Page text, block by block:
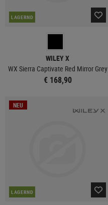
LAGERND
WILEY X
WX Sierra Captivate Red Mirror Grey
€ 168,90
NEU
LAGERND